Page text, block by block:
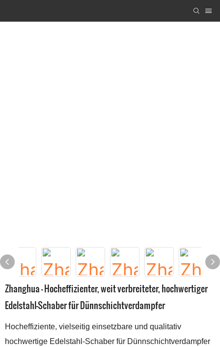
Zhanghua – Hocheffizienter, weit verbreiteter, hochwertiger
Edelstahl-Schaber für Dünnschichtverdampfer
Hocheffiziente, vielseitig einsetzbare und qualitativ
hochwertige Edelstahl-Schaber für Dünnschichtverdampfer